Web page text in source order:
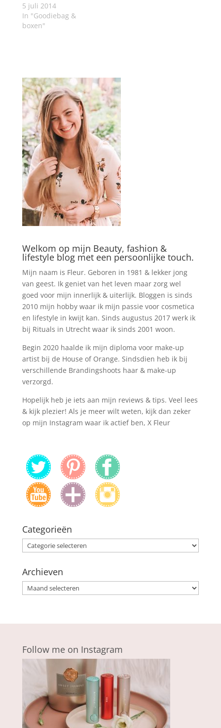
5 juli 2014
In "Goodiebag &
boxen"
Welkom op mijn Beauty, fashion &
lifestyle blog met een persoonlijke touch.
Mijn naam is Fleur. Geboren in 1981 & lekker jong
van geest. Ik geniet van het leven maar zorg wel
goed voor mijn innerlijk & uiterlijk. Bloggen is sinds
2010 mijn hobby waar ik mijn passie voor cosmetica
en lifestyle in kwijt kan. Sinds augustus 2017 werk ik
bij Rituals in Utrecht waar ik sinds 2001 woon.
Begin 2020 haalde ik mijn diploma voor make-up
artist bij de House of Orange. Sindsdien heb ik bij
verschillende Brandingshoots haar & make-up
verzorgd.
Hopelijk heb je iets aan mijn reviews & tips. Veel lees
& kijk plezier! Als je meer wilt weten, kijk dan zeker
op mijn Instagram waar ik actief ben, X Fleur
Categorieën
Categorieën
Archieven
Archieven
Follow me on Instagram